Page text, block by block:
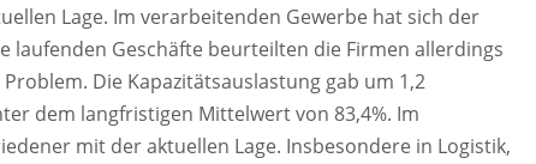
Lage. Im verarbeitenden Gewerbe hat sich der
Geschäfte beurteilten die Firmen allerdings
Die Kapazitätsauslastung gab um 1,2
dem langfristigen Mittelwert von 83,4%. Im
mit der aktuellen Lage. Insbesondere in Logistik,